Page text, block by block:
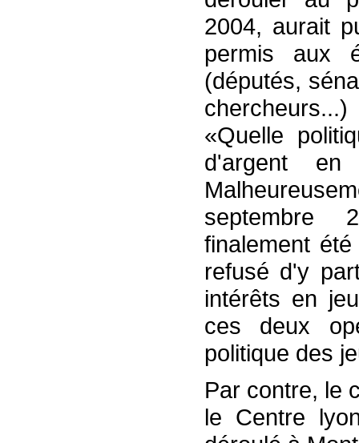
2004, aurait
permis aux
(députés,
«Quelle
d'argent
septembre
finalement
refusé d'y
intérêts en
ces deux
politique des
Par contre, le
le Centre